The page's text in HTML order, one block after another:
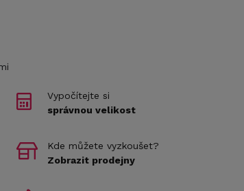
Vypočítejte si
správnou velikost
Kde můžete vyzkoušet?
Zobrazit prodejny